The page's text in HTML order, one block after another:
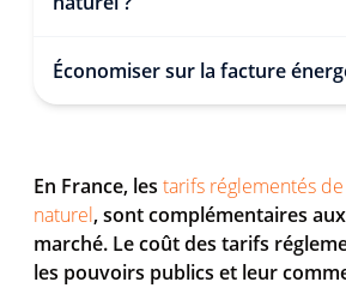
Économiser sur la facture
En France, les tarifs réglementés
naturel, sont complémentaires
marché. Le coût des tarifs
les pouvoirs publics et leur